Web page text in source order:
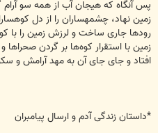
پس آنگاه که هیجان آب از همه سو
زمین نهاد، چشمه‏ساران را از دل
رودها جاری ساخت و لرزش زمین را با
زمین با استقرار کوه‌ها بر گردن
افتاد و جای جای آن به مهد آرامش و
*داستان زندگی آدم و ارسال پیامبران